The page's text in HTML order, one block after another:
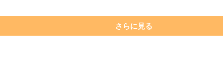
さらに見る